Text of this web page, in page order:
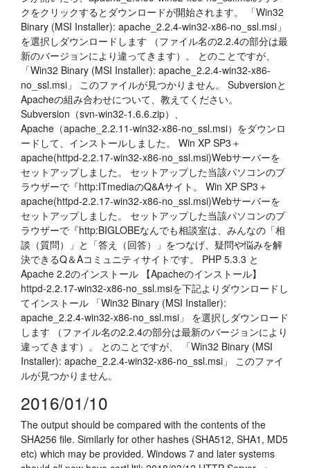
クをクリックするとダウンロードが開始されます。 「Win32
Binary (MSI Installer): apache_2.2.4-win32-x86-no_ssl.msi」
を選択しダウンロードします （ファイル名の2.2.4の部分は最
新のバージョンにより違ってきます）。 とのことですが、
「Win32 Binary (MSI Installer): apache_2.2.4-win32-x86-
no_ssl.msi」 このファイルが見つかりません。 Subversionと
Apacheの組み合わせについて、教えてください。
Subversion（svn-win32-1.6.6.zip）、
Apache（apache_2.2.11-win32-x86-no_ssl.msi）をダウンロ
ードして、インストールしました。 Win XP SP3＋
apache(httpd-2.2.17-win32-x86-no_ssl.msi)Webサーバーを
セットアップしました。 セットアップした当該パソコンのブ
ラウザーで『http:ITmediaのQ&Aサイト。 Win XP SP3＋
apache(httpd-2.2.17-win32-x86-no_ssl.msi)Webサーバーを
セットアップしました。 セットアップした当該パソコンのブ
ラウザーで『http:BIGLOBEなんでも相談室は、みんなの「相
談（質問）」と「答え（回答）」をつなげ、疑問や悩みを解
決できるQ＆Aコミュニティサイトです。 PHP 5.3.3 と
Apache 2.2のインストール 【Apacheのインストール】
httpd-2.2.17-win32-x86-no_ssl.msiを下記よりダウンロードし
てインストール 「Win32 Binary (MSI Installer):
apache_2.2.4-win32-x86-no_ssl.msi」 を選択しダウンロード
します （ファイル名の2.2.4の部分は最新のバージョンにより
違ってきます）。 とのことですが、 「Win32 Binary (MSI
Installer): apache_2.2.4-win32-x86-no_ssl.msi」 このファイ
ルが見つかりません。
2016/01/10
The output should be compared with the contents of the
SHA256 file. Similarly for other hashes (SHA512, SHA1, MD5
etc) which may be provided. Windows 7 and later systems